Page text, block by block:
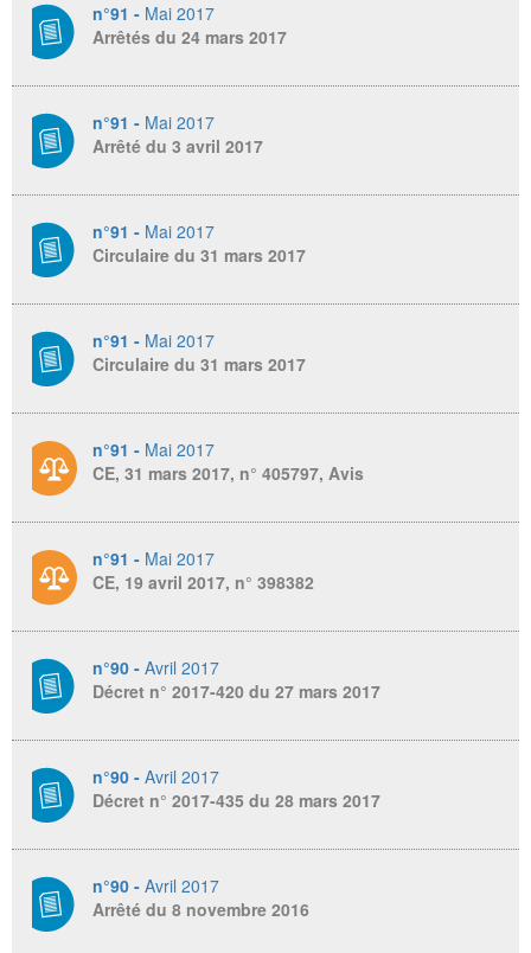
n°91 - Mai 2017
Arrêtés du 24 mars 2017
n°91 - Mai 2017
Arrêté du 3 avril 2017
n°91 - Mai 2017
Circulaire du 31 mars 2017
n°91 - Mai 2017
Circulaire du 31 mars 2017
n°91 - Mai 2017
CE, 31 mars 2017, n° 405797, Avis
n°91 - Mai 2017
CE, 19 avril 2017, n° 398382
n°90 - Avril 2017
Décret n° 2017-420 du 27 mars 2017
n°90 - Avril 2017
Décret n° 2017-435 du 28 mars 2017
n°90 - Avril 2017
Arrêté du 8 novembre 2016